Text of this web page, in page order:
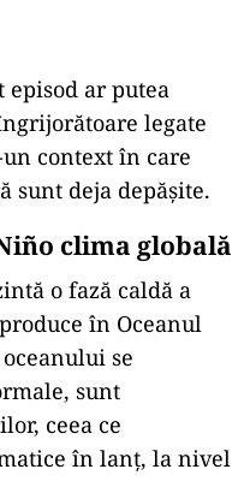
episod ar putea
legate
context în care
sunt deja depășite.
clima globală
o fază caldă a
în Oceanul
se
sunt
ceea ce
în lanț, la nivel